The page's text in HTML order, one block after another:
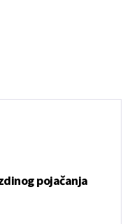
pojačanja